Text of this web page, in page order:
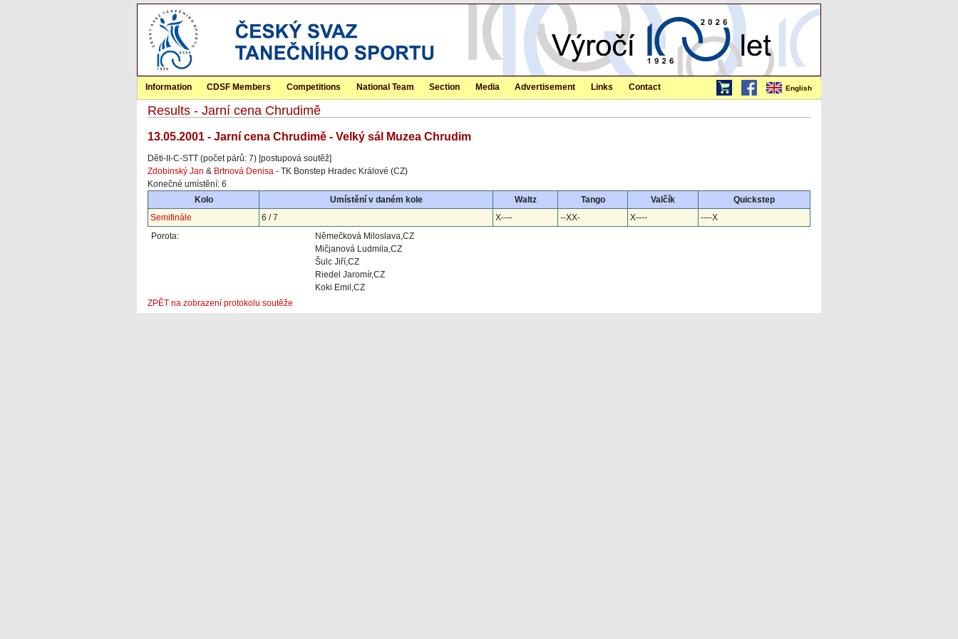
English
Information CDSF Members Competitions National Team Section Media Advertisement Links Contact
Results - Jarní cena Chrudimě
13.05.2001 - Jarní cena Chrudimě - Velký sál Muzea Chrudim
Děti-II-C-STT (počet párů: 7) [postupová soutěž]
Zdobinský Jan & Brtnová Denisa - TK Bonstep Hradec Králové (CZ)
Konečné umístění: 6
Kolo
Umístění v daném kole Waltz Tango Valčík
Quickstep
Semifinále
6 / 7 X---- --XX- X----
----X
Porota:
Němečková Miloslava,CZ
Mičjanová Ludmila,CZ
Šulc Jiří,CZ
Riedel Jaromír,CZ
Koki Emil,CZ
ZPĚT na zobrazení protokolu soutěže